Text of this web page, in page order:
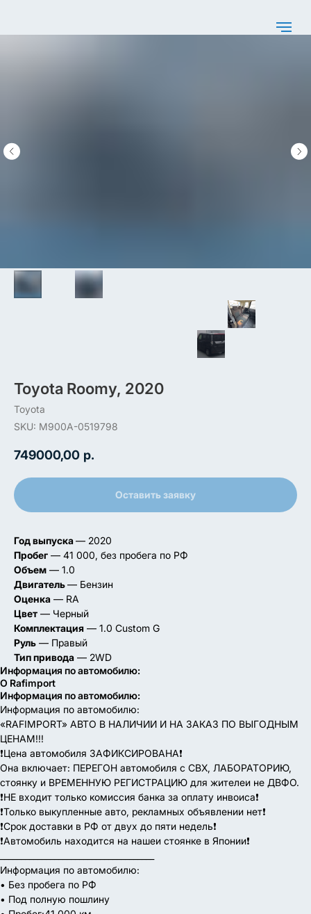
Toyota Roomy, 2020
Toyota
SKU: M900A-0519798
749000,00 р.
Оставить заявку
Год выпуска— 2020
Пробег — 41 000, без пробега по РФ
Объем — 1.0
Двигатель— Бензин
Оценка — RA
Цвет — Черный
Комплектация — 1.0 Custom G
Руль — Правый
Тип привода — 2WD
Информация по автомобилю:
О Rafimport
Информация по автомобилю:
Информация по автомобилю:
«RAFIMPORT» АВТО В НАЛИЧИИ И НА ЗАКАЗ ПО ВЫГОДНЫМ
ЦЕНАМ!!!
❗Цена автомобиля ЗАФИКСИРОВАНА❗
Она включает: ПЕРЕГОН автомобиля с СВХ, ЛАБОРАТОРИЮ,
стоянку и ВРЕМЕННУЮ РЕГИСТРАЦИЮ для жителеи не ДВФО.
❗НЕ входит только комиссия банка за оплату инвоиса❗
❗Только выкупленные авто, рекламных объявлении нет❗
❗Срок доставки в РФ от двух до пяти недель❗
❗Автомобиль находится на нашеи стоянке в Японии❗
Информация по автомобилю:
• Без пробега по РФ
• Под полную пошлину